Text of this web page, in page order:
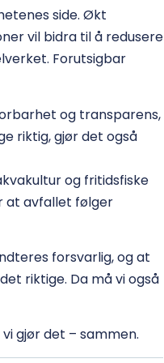
side. Økt
vil bidra til å redusere
Forutsigbar
og transparens,
riktig, gjør det også
og fritidsfiske
at avfallet følger
forsvarlig, og at
riktige. Da må vi også
gjør det – sammen.